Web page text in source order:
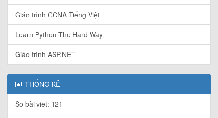
Giáo trình CCNA Tiếng Việt
Learn Python The Hard Way
Giáo trình ASP.NET
THỐNG KÊ
Số bài viết: 121